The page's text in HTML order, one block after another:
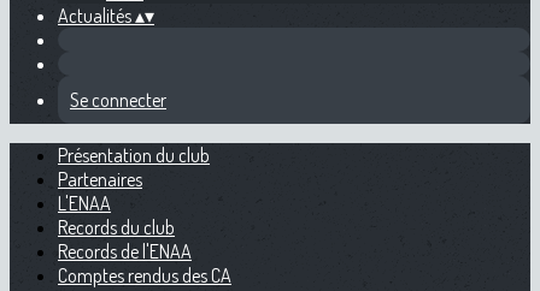
Actualités▴▾
Se connecter
Présentation du club
Partenaires
L'ENAA
Records du club
Records de l'ENAA
Comptes rendus des CA